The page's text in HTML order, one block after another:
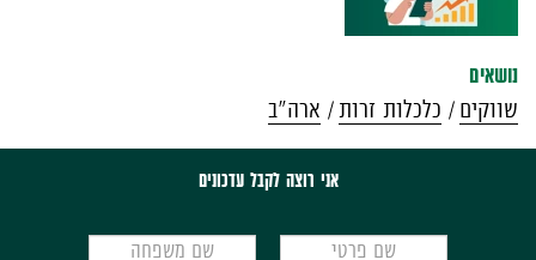
נושאים
שווקים
כלכלות זרות ארה"ב
אני רוצה לקבל עדכונים